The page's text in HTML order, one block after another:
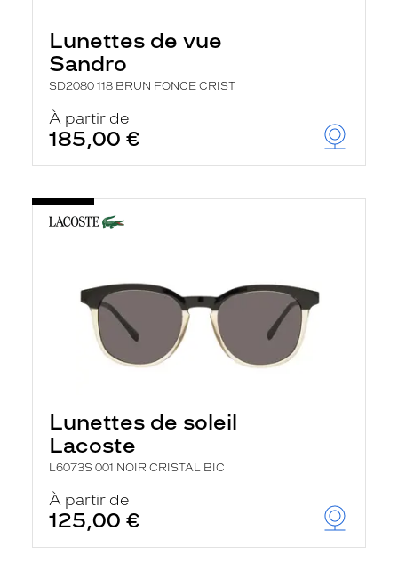
Lunettes de vue
Sandro
SD2080 118 BRUN FONCE CRIST
À partir de
185,00 €
Lunettes de soleil
Lacoste
L6073S 001 NOIR CRISTAL BIC
À partir de
125,00 €